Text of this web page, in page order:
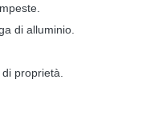
di alluminio.
proprietà.